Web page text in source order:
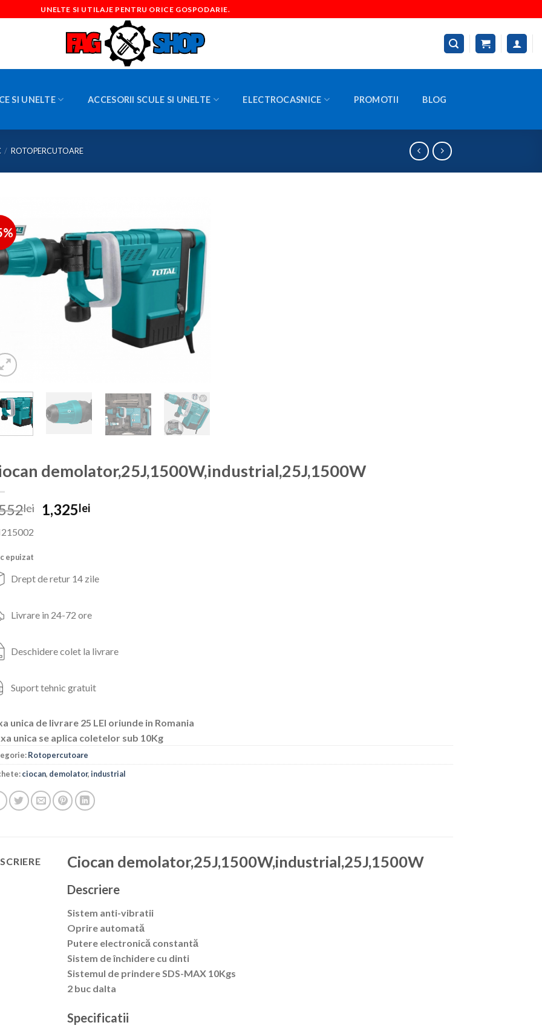
UNELTE SI UTILAJE PENTRU ORICE GOSPODARIE.
SI UNELTE ACCESORII SCULE SI UNELTE ELECTROCASNICE PROMOTII BLOG
/ ROTOPERCUTOARE
demolator,25J,1500W,industrial,25J,1500W
lei
Prețul
inițial
1,325leiPrețul
epuizat
Drept de retur 14 zile
Livrare in 24-72 ore
Deschidere colet la livrare
Suport tehnic gratuit
unica de livrare 25 LEI oriunde in Romania
unica se aplica coletelor sub 10Kg
Rotopercutoare
ciocan, demolator,industrial
Ciocan demolator,25J,1500W,industrial,25J,1500W
Descriere
Sistem anti-vibratii
Oprire automată
Putere electronică constantă
Sistem de închidere cu dinti
Sistemul de prindere SDS-MAX 10Kgs
2 buc dalta
Specificatii